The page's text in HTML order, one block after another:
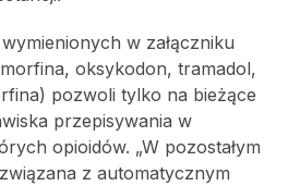
w załączniku
oksykodon, tramadol,
pozwoli tylko na bieżące
przepisywania w
opioidów. „W pozostałym
z automatycznym